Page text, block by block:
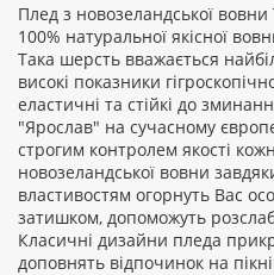
Плед з новозеландської
100% натуральної якісної
Така шерсть вважається
високі показники
еластичні та стійкі до
"Ярослав" на сучасному
строгим контролем якості
новозеландської вовни
властивостям огорнуть Вас
затишком, допоможуть
Класичні дизайни пледа
доповнять відпочинок на
Рейтинг:
ПРОДОВЖИТИ